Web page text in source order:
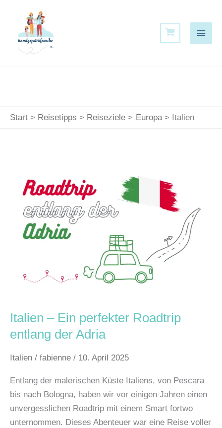
springen
Start Reisetipps Reiseziele Europa Italien
Italien – Ein perfekter Roadtrip
entlang der Adria
Italien / fabienne / 10. April 2025
Entlang der malerischen Küste Italiens, von Pescara
bis nach Bologna, haben wir vor einigen Jahren einen
unvergesslichen Roadtrip mit einem Smart fortwo
unternommen. Dieses Abenteuer war eine Reise voller
perfekter
Roadtrip
entlang